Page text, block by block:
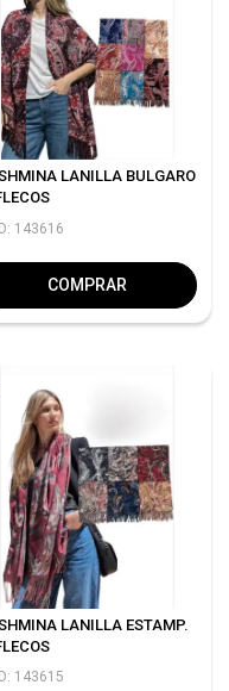
LANILLA BULGARO
143616
COMPRAR
LANILLA ESTAMP.
143615